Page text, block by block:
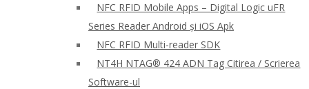
NFC RFID Mobile Apps – Digital Logic uFR
Series Reader Android și iOS Apk
NFC RFID Multi-reader SDK
NT4H NTAG® 424 ADN Tag Citirea / Scrierea
Software-ul